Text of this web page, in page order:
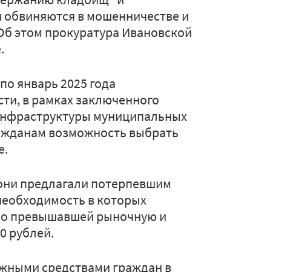
в мошенничестве и
этом прокуратура Ивановской
январь 2025 года
в рамках заключенного
муниципальных
возможность выбрать
предлагали потерпевшим
в которых
превышавшей рыночную и
рублей.
средствами граждан в